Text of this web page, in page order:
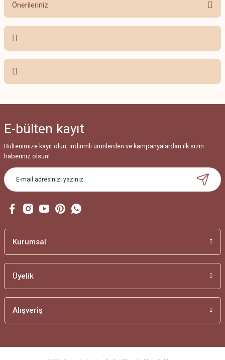
Önerileriniz
Bu ürünün fiyat bilgisi, resim, ürün açıklamalarında ve diğer konularda
yetersiz gördüğünüz noktaları öneri formunu kullanarak tarafımıza
iletebilirsiniz.
Ürün fiyatı diğer sitelerden daha pahalı.
Bu ürüne benzer farklı alternatifler olmalı.
E-bülten kayıt
Bültenimize kayıt olun, indirimli ürünlerden ve kampanyalardan ilk sizin
haberiniz olsun!
Kurumsal
Üyelik
Alışveriş